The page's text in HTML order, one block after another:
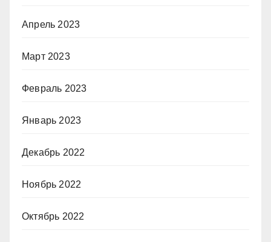
Апрель 2023
Март 2023
Февраль 2023
Январь 2023
Декабрь 2022
Ноябрь 2022
Октябрь 2022